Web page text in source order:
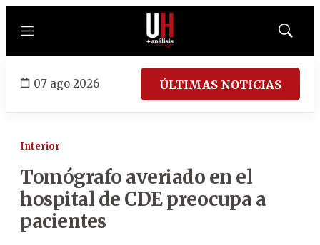
Menú
Mostrar
07 ago 2026 ÚLTIMAS NOTICIAS
Interior
Tomógrafo averiado en el
hospital de CDE preocupa a
pacientes